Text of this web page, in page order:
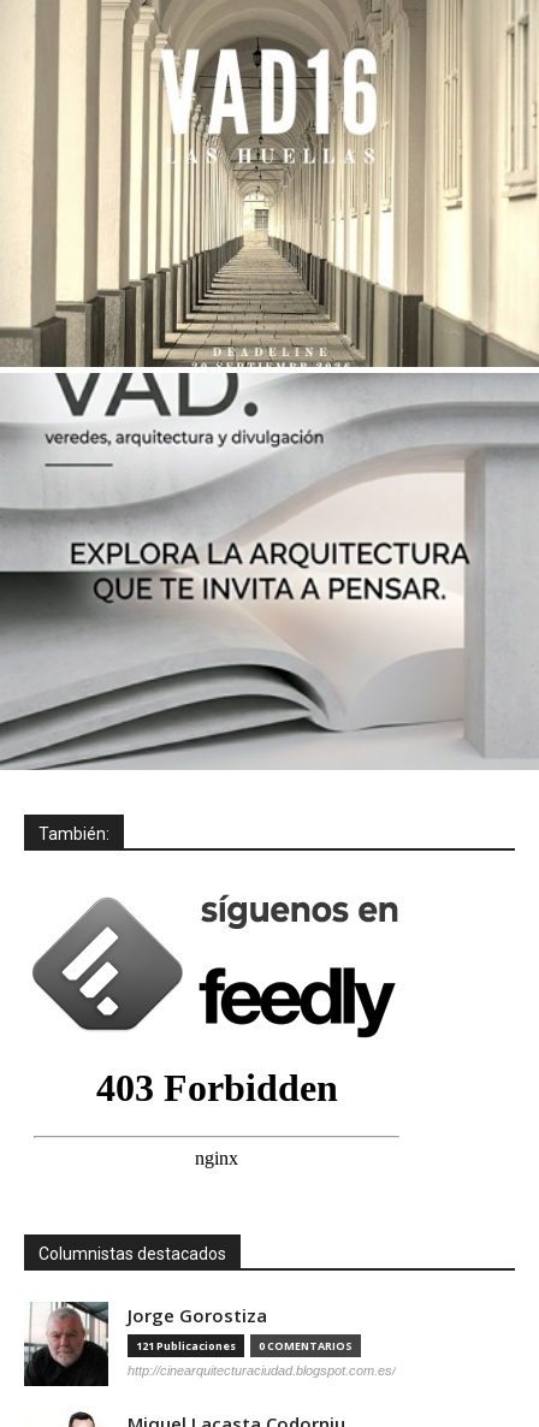
También:
Columnistas destacados
Jorge Gorostiza
121 Publicaciones 0 COMENTARIOS
http://cinearquitecturaciudad.blogspot.com.es/